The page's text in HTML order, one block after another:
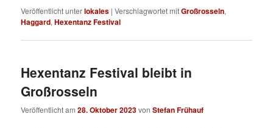
Veröffentlicht unterlokales |Verschlagwortet mitGroßrosseln,
Haggard,Hexentanz Festival
Hexentanz Festival bleibt in
Großrosseln
Veröffentlicht am28. Oktober 2023vonStefan Frühauf